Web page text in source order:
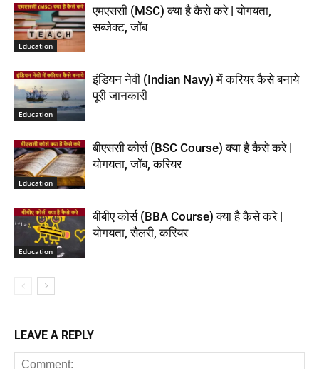
Education
एमएससी (MSC) क्या है कैसे करे | योगयता,
सब्जेक्ट, जॉब
Education
इंडियन नेवी (Indian Navy) में करियर कैसे बनाये
पूरी जानकारी
Education
बीएससी कोर्स (BSC Course) क्या है कैसे करे |
योगयता, जॉब, करियर
Education
बीबीए कोर्स (BBA Course) क्या है कैसे करे |
योगयता, सैलरी, करियर
LEAVE A REPLY